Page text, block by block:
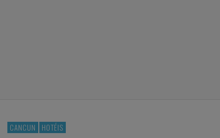
CANCUN HOTÉIS